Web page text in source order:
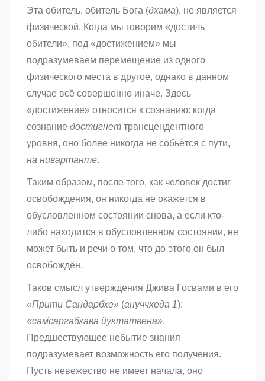
Эта обитель, обитель Бога (дхама), не является
физической. Когда мы говорим «достичь
обители», под «достижением» мы
подразумеваем перемещение из одного
физического места в другое, однако в данном
случае всё совершенно иначе. Здесь
«достижение» относится к сознанию: когда
сознание достигнет трансцендентного
уровня, оно более никогда не собьётся с пути,
на нивартанте.
Таким образом, после того, как человек достиг
освобождения, он никогда не окажется в
обусловленном состоянии снова, а если кто-
либо находится в обусловленном состоянии, не
может быть и речи о том, что до этого он был
освобождён.
Таков смысл утверждения Джива Госвами в его
«Прити Сандарбхе» (ануччхеда 1):
«сам̇саргāбхāва йуктатвена».
Предшествующее небытие знания
подразумевает возможность его получения.
Пусть невежество не имеет начала, оно